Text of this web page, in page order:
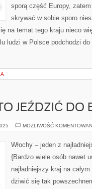
sporą część Europy,
skrywać w sobie sporo
na temat tego kraju nieco
ludzi w Polsce podchodzi
JEŹDZIĆ DO
MOŻLIWOŚĆ
Włochy – jeden z
{Bardzo wiele osób nawet
najładniejszy kraj na
dziwić się tak